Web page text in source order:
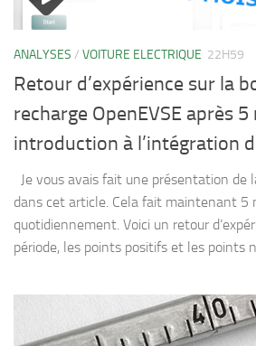
ANALYSES / VOITURE ELECTRIQUE 22H59
Retour d’expérience sur la
recharge OpenEVSE après
introduction à l’intégration
Je vous avais fait une présentation de
dans cet article. Cela fait maintenant 5
quotidiennement. Voici un retour
période, les points positifs et les points